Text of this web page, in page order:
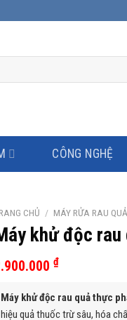
CÔNG NGHỆ
CHỦ / MÁY RỬA RAU
khử độc
₫
Máy khử độc rau quả thực
hiệu quả thuốc trừ sâu, hóa